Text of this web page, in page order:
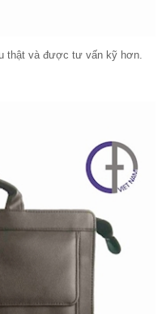
thật và được tư vấn kỹ hơn.